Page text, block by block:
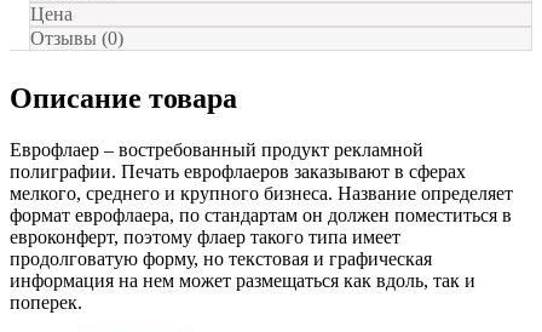
Цена
Отзывы (0)
Описание товара
Еврофлаер – востребованный продукт рекламной
полиграфии. Печать еврофлаеров заказывают в сферах
мелкого, среднего и крупного бизнеса. Название определяет
формат еврофлаера, по стандартам он должен поместиться в
евроконферт, поэтому флаер такого типа имеет
продолговатую форму, но текстовая и графическая
информация на нем может размещаться как вдоль, так и
поперек.